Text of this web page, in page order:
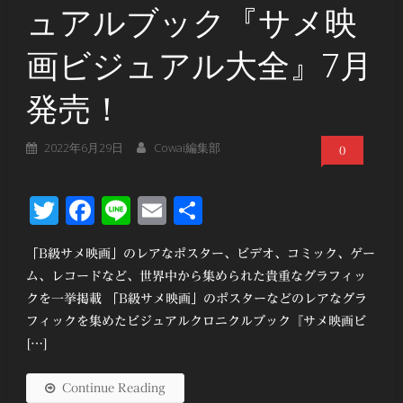
ュアルブック『サメ映
画ビジュアル大全』7月
発売！
2022年6月29日 Cowai編集部 0
Twitter
Facebook
LineEmail
「B級サメ映画」のレアなポスター、ビデオ、コミック、ゲー
ム、レコードなど、世界中から集められた貴重なグラフィッ
クを一挙掲載 「B級サメ映画」のポスターなどのレアなグラ
フィックを集めたビジュアルクロニクルブック『サメ映画ビ
[…]
Continue Reading